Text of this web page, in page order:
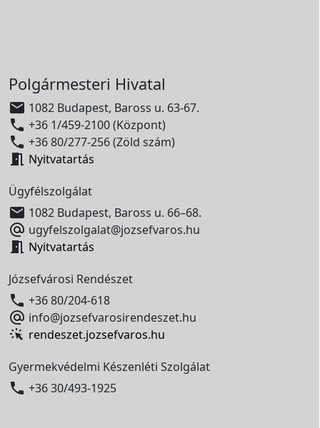
Polgármesteri Hivatal
 1082 Budapest, Baross u. 63-67.
 +36 1/459-2100 (Központ)
 +36 80/277-256 (Zöld szám)
 Nyitvatartás
Ügyfélszolgálat
 1082 Budapest, Baross u. 66–68.
 ugyfelszolgalat@jozsefvaros.hu
 Nyitvatartás
Józsefvárosi Rendészet
 +36 80/204-618
 info@jozsefvarosirendeszet.hu
rendeszet.jozsefvaros.hu
Gyermekvédelmi Készenléti Szolgálat
 +36 30/493-1925